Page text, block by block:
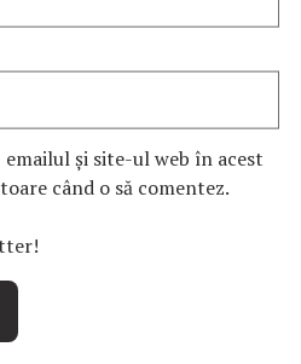
emailul și site-ul web în acest
când o să comentez.